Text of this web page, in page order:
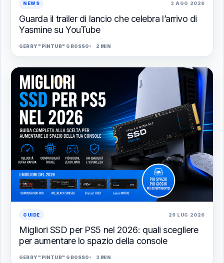
NEWS 3 AGO 2026
Guarda il trailer di lancio che celebra l’arrivo di
Yasmine su YouTube
GERRY "PINTUR" GROSSO 2 MIN
GUIDE 29 LUG 2026
Migliori SSD per PS5 nel 2026: quali scegliere
per aumentare lo spazio della console
GERRY "PINTUR" GROSSO 3 MIN